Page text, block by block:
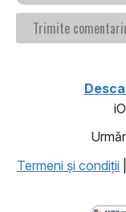
Termeni şi condiţii